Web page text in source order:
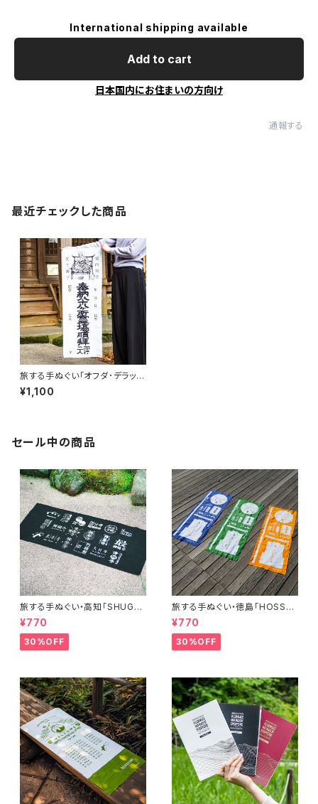
International shipping available
Add to cart
日本国内にお住まいの方向け
通報する
最近チェックした商品
旅する手ぬぐい「オフダ･デラック
ス」
¥1,100
セール中の商品
旅する手ぬぐい・高知「SHUGY
O」
¥770
30%OFF
旅する手ぬぐい・徳島「HOSSHI
N」
¥770
30%OFF